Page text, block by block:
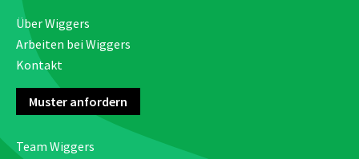
Über Wiggers
Arbeiten bei Wiggers
Kontakt
Muster anfordern
Team Wiggers